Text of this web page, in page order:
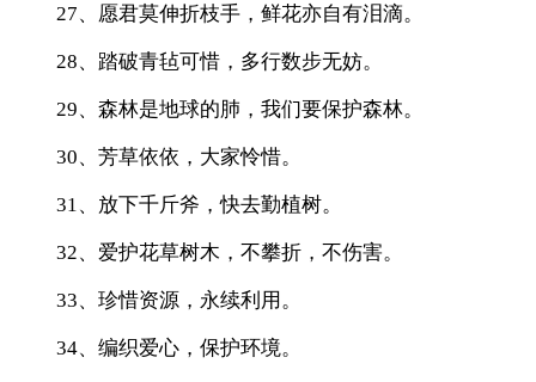
27、愿君莫伸折枝手，鲜花亦自有泪滴。
28、踏破青毡可惜，多行数步无妨。
29、森林是地球的肺，我们要保护森林。
30、芳草依依，大家怜惜。
31、放下千斤斧，快去勤植树。
32、爱护花草树木，不攀折，不伤害。
33、珍惜资源，永续利用。
34、编织爱心，保护环境。